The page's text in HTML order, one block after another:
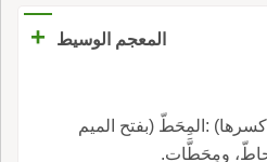
المعجم الوسيط +
:المِحَطّ (بفتح الميم